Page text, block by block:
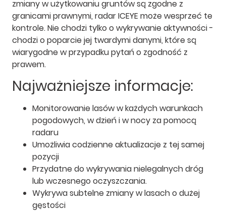
zmiany w użytkowaniu gruntów są zgodne z
granicami prawnymi, radar ICEYE może wesprzeć te
kontrole. Nie chodzi tylko o wykrywanie aktywności -
chodzi o poparcie jej twardymi danymi, które są
wiarygodne w przypadku pytań o zgodność z
prawem.
Najważniejsze informacje:
Monitorowanie lasów w każdych warunkach
pogodowych, w dzień i w nocy za pomocą
radaru
Umożliwia codzienne aktualizacje z tej samej
pozycji
Przydatne do wykrywania nielegalnych dróg
lub wczesnego oczyszczania.
Wykrywa subtelne zmiany w lasach o dużej
gęstości